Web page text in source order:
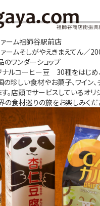
ーム祖師谷駅前店
ームそしがやえきまえてん／
ワンダーショップ
ルコーヒー豆 30種をはじめ
珍しい食材やお菓子、ワイン、
。店頭でサービスしているオリ
食材巡りの旅をお楽しみくだ